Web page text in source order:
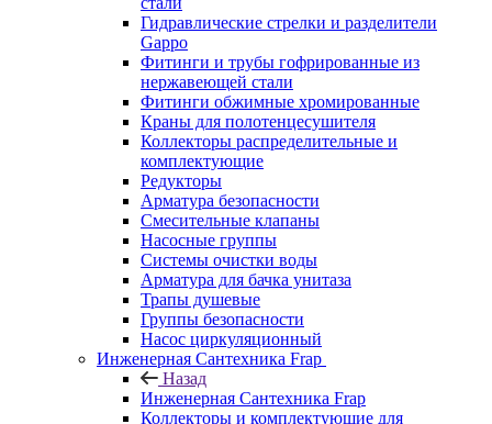
Гидравлические стрелки и разделители
Gappo
Фитинги и трубы гофрированные из
нержавеющей стали
Фитинги обжимные хромированные
Краны для полотенцесушителя
Коллекторы распределительные и
комплектующие
Редукторы
Арматура безопасности
Смесительные клапаны
Насосные группы
Системы очистки воды
Арматура для бачка унитаза
Трапы душевые
Группы безопасности
Насос циркуляционный
Инженерная Сантехника Frap
Назад
Инженерная Сантехника Frap
Коллекторы и комплектующие для